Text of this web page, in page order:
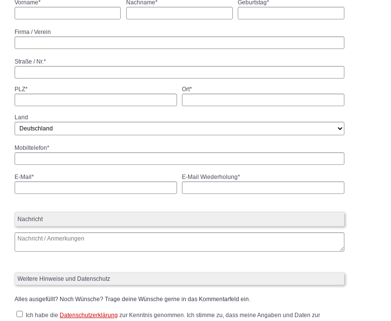
Vorname* Nachname* Geburtstag*
Firma / Verein
Straße / Nr.*
PLZ* Ort*
Land
Mobiltelefon*
E-Mail* E-Mail Wiederholung*
Nachricht
Weitere Hinweise und Datenschutz
Alles ausgefüllt? Noch Wünsche? Trage deine Wünsche gerne in das Kommentarfeld ein.
Ich habe die Datenschutzerklärung zur Kenntnis genommen. Ich stimme zu, dass meine Angaben und Daten zur